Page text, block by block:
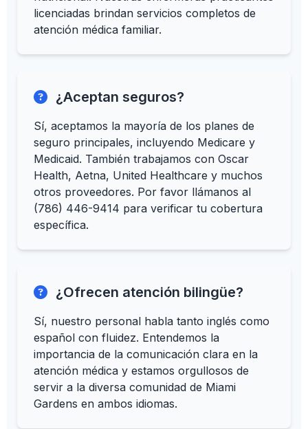
licenciadas brindan servicios completos de
atención médica familiar.
¿Aceptan seguros?
Sí, aceptamos la mayoría de los planes de
seguro principales, incluyendo Medicare y
Medicaid. También trabajamos con Oscar
Health, Aetna, United Healthcare y muchos
otros proveedores. Por favor llámanos al
(786) 446-9414 para verificar tu cobertura
específica.
¿Ofrecen atención bilingüe?
Sí, nuestro personal habla tanto inglés como
español con fluidez. Entendemos la
importancia de la comunicación clara en la
atención médica y estamos orgullosos de
servir a la diversa comunidad de Miami
Gardens en ambos idiomas.